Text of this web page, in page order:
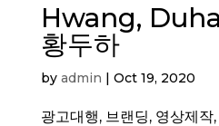
Hwang, Duha
황두하
by admin | Oct 19, 2020
광고대행, 브랜딩, 영상제